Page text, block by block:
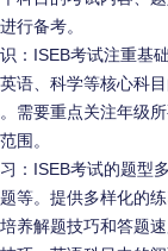
行备考。
：ISEB考试注重基
语、科学等核心科
需要重点关注年级
围。
：ISEB考试的题型
等。提供多样化的
养解题技巧和答题速